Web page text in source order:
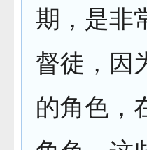
期，是非
督徒，因
的角色，